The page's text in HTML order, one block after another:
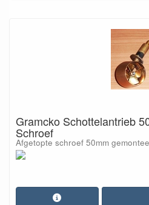
Gramcko Schottelantrieb
Schroef
Afgetopte schroef 50mm